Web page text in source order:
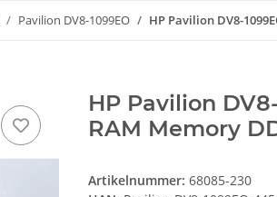
Pavilion DV8-1099EO HP Pavilion DV8-
HP Pavilion
RAM Memory
Artikelnummer: 68085-230